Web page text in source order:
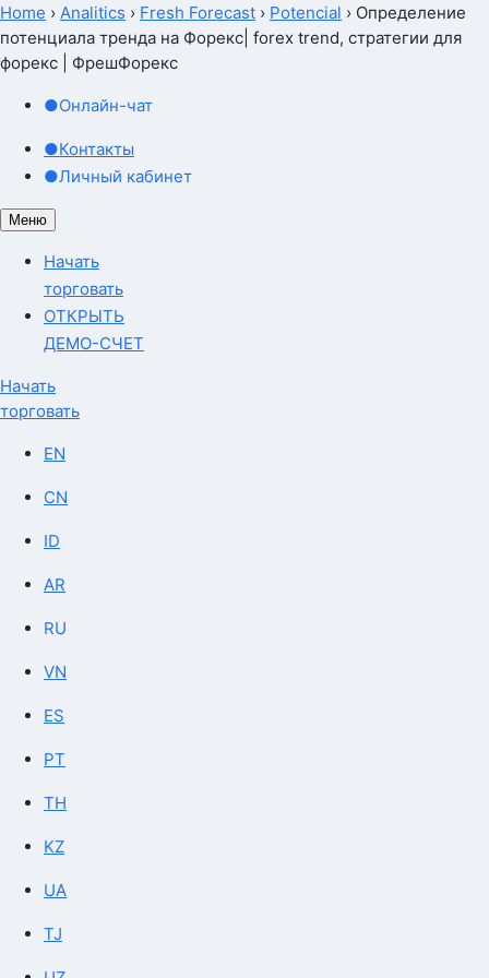
Home › Analitics › Fresh Forecast › Potencial › Определение
потенциала тренда на Форекс| forex trend, стратегии для
форекс | ФрешФорекс
●Онлайн-чат
●Контакты
●Личный кабинет
Меню
Начать
торговать
ОТКРЫТЬ
ДЕМО-СЧЕТ
Начать
торговать
EN
CN
ID
AR
RU
VN
ES
PT
TH
KZ
UA
TJ